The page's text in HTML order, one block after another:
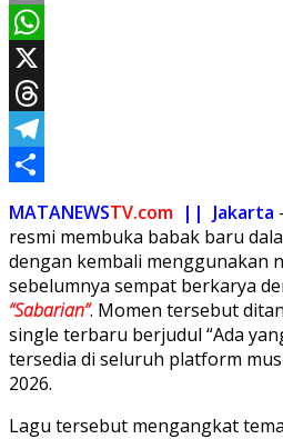
Email
WhatsApp
X
Threads
Telegram
Share
MATANEWSTV.com || Jakarta
resmi membuka babak baru
dengan kembali menggunakan
sebelumnya sempat berkarya
“Sabarian”. Momen tersebut
single terbaru berjudul “Ada
tersedia di seluruh platform
2026.
Lagu tersebut mengangkat